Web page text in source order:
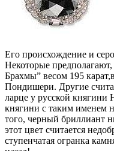
Его происхождение и
Некоторые
Брахмы” весом 195
Пондишери. Другие
ларце у русской
княгини с таким именем
того, черный бриллиант
этот цвет считается
ступенчатая огранка